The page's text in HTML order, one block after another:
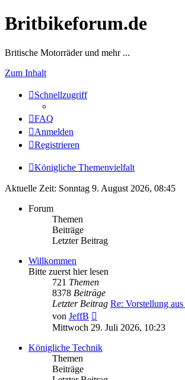
Britbikeforum.de
Britische Motorräder und mehr ...
Zum Inhalt
Schnellzugriff
FAQ
Anmelden
Registrieren
Königliche Themenvielfalt
Aktuelle Zeit: Sonntag 9. August 2026, 08:45
Forum
Themen
Beiträge
Letzter Beitrag
Willkommen
Bitte zuerst hier lesen
721 Themen
8378 Beiträge
Letzter Beitrag Re: Vorstellung
von JeffB
Beitrag
Mittwoch 29. Juli 2026, 10:23
Königliche Technik
Themen
Beiträge